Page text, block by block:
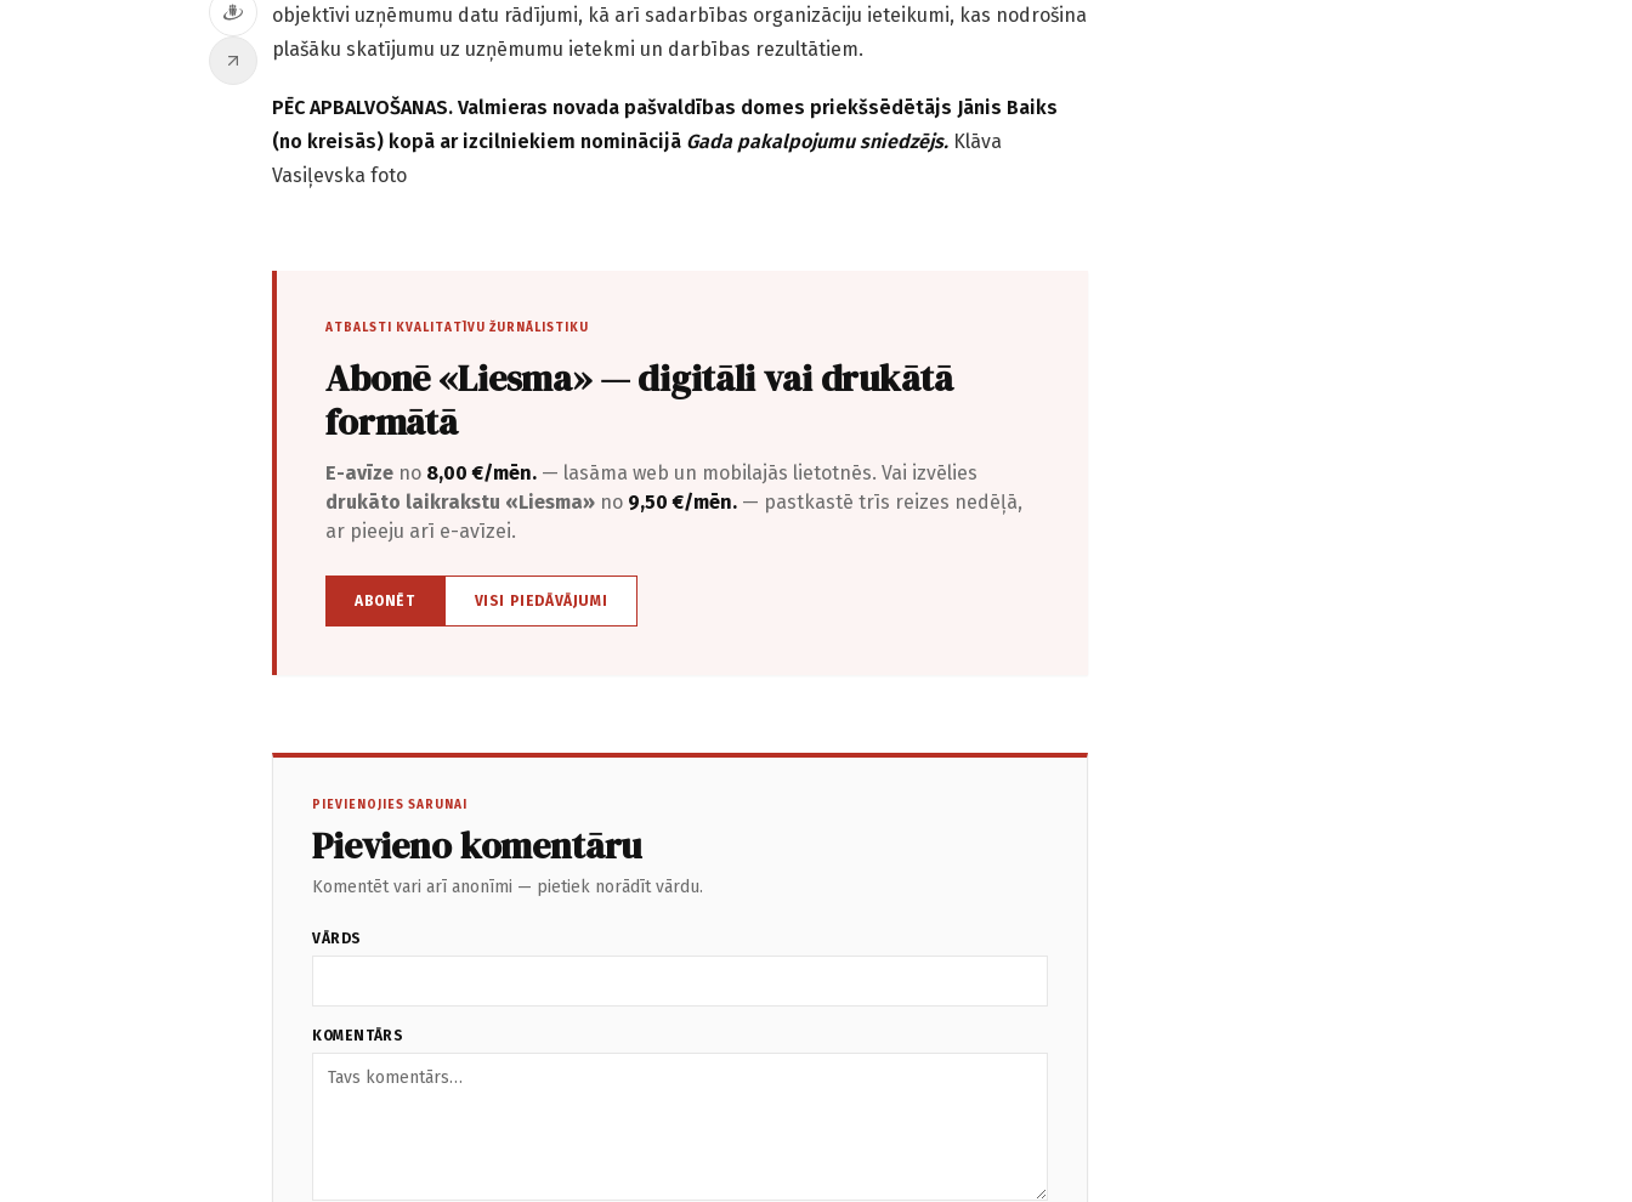
objektīvi uzņēmumu datu rādījumi, kā arī sadarbības organizāciju ieteikumi, kas nodrošina
plašāku skatījumu uz uzņēmumu ietekmi un darbības rezultātiem.
PĒC APBALVOŠANAS. Valmieras novada pašvaldības domes priekšsēdētājs Jānis Baiks
(no kreisās) kopā ar izcilniekiem nominācijā Gada pakalpojumu sniedzējs. Klāva
Vasiļevska foto
ATBALSTI KVALITATĪVU ŽURNĀLISTIKU
Abonē «Liesma» — digitāli vai drukātā
formātā
E-avīze no 8,00 €/mēn. — lasāma web un mobilajās lietotnēs. Vai izvēlies
drukāto laikrakstu «Liesma» no 9,50 €/mēn. — pastkastē trīs reizes nedēļā,
ar pieeju arī e-avīzei.
ABONĒT VISI PIEDĀVĀJUMI
PIEVIENOJIES SARUNAI
Pievieno komentāru
Komentēt vari arī anonīmi — pietiek norādīt vārdu.
VĀRDS
KOMENTĀRS